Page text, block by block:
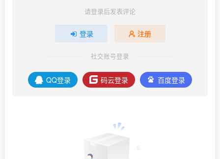
请登录后发表评论
登录 注册
社交账号登录
QQ登录 码云登录 百度登录